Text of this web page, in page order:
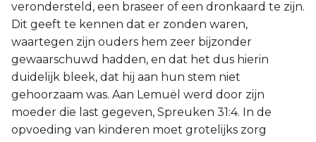
verondersteld, een braseer of een dronkaard te zijn.
Dit geeft te kennen dat er zonden waren,
waartegen zijn ouders hem zeer bijzonder
gewaarschuwd hadden, en dat het dus hierin
duidelijk bleek, dat hij aan hun stem niet
gehoorzaam was. Aan Lemuël werd door zijn
moeder die last gegeven, Spreuken 31:4. In de
opvoeding van kinderen moet grotelijks zorg